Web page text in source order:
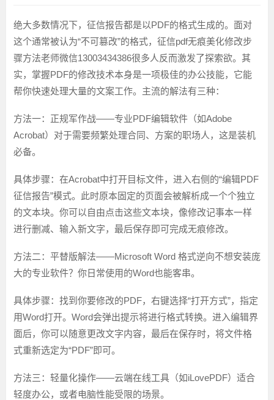
绝大多数情况下，征信报告都是以PDF的格式生成的。面对
这个通常被认为“不可篡改”的格式，征信pdf无痕美化修改步
骤方法老师微信13003434386很多人反而激发了探索欲。其
实，掌握PDF的修改技术本身是一项极佳的办公技能，它能
帮你快速处理大量的文案工作。主流的解法有三种：
方法一：正规军作战——专业PDF编辑软件（如Adobe
Acrobat） 对于需要频繁处理合同、方案的职场人，这是装机
必备。
具体步骤：在Acrobat中打开目标文件，进入右侧的“编辑PDF
征信报告”模式。此时原本固定的页面会被解析成一个个独立
的文本块。你可以自由点击这些文本块，像修改记事本一样
进行删减、输入新文字，最后保存即可完成无痕修改。
方法二：平替版解法——Microsoft Word 格式逆向不想安装庞
大的专业软件？你日常使用的Word也能客串。
具体步骤：找到你要修改的PDF，右键选择“打开方式”，指定
用Word打开。Word会弹出提示将进行格式转换。进入编辑界
面后，你可以随意更改文字内容，最后在保存时，将文件格
式重新选定为“PDF”即可。
方法三：轻量化操作——云端在线工具（如iLovePDF） 适合
轻度办公，或者电脑性能受限的场景。